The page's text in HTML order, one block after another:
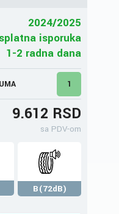
2024/2025
isporuka
1-2 radna dana
1
9.612 RSD
sa PDV-om
B(72dB)